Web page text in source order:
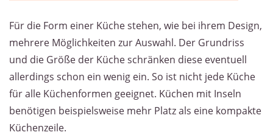
Für die Form einer Küche stehen, wie bei ihrem Design,
mehrere Möglichkeiten zur Auswahl. Der Grundriss
und die Größe der Küche schränken diese eventuell
allerdings schon ein wenig ein. So ist nicht jede Küche
für alle Küchenformen geeignet. Küchen mit Inseln
benötigen beispielsweise mehr Platz als eine kompakte
Küchenzeile.